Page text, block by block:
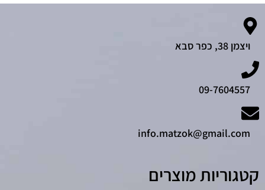
ויצמן 38, כפר סבא
09-7604557
info.matzok@gmail.com
קטגוריות מוצרים